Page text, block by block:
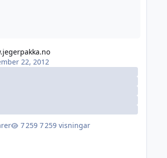
22, 2012
7 259 visningar